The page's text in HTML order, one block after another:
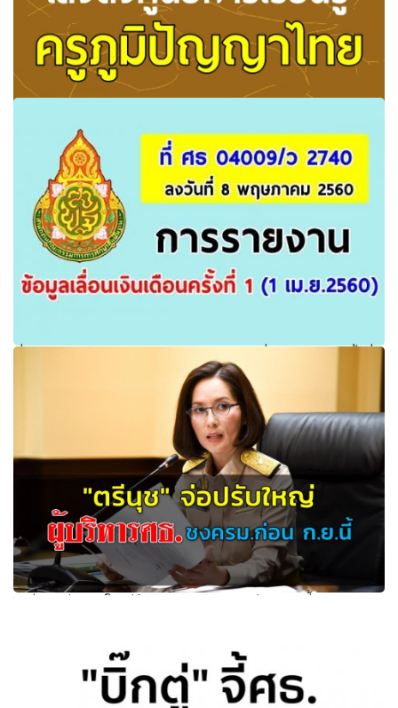
สกศ.เล็งตั้งศูนย์การเรียนรู้ครูภูมิปัญญาไทย ตามที่สำนักงาน
เลขาธิการสภาการศึกษา(สกศ.)
ที่ ศธ 04009/ว 2740 การรายงานข้อมูลเลื่อนเงินเดือนครั้งที่ 1
"ตรีนุช" จ่อปรับใหญ่ผู้บริหารศธ.ชงครม.ก่อน ก.ย.นี้